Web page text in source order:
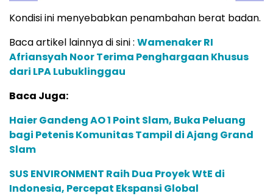
Kondisi ini menyebabkan penambahan berat badan.
Baca artikel lainnya di sini : Wamenaker RI
Afriansyah Noor Terima Penghargaan Khusus
dari LPA Lubuklinggau
Baca Juga:
Haier Gandeng AO 1 Point Slam, Buka Peluang
bagi Petenis Komunitas Tampil di Ajang Grand
Slam
SUS ENVIRONMENT Raih Dua Proyek WtE di
Indonesia, Percepat Ekspansi Global